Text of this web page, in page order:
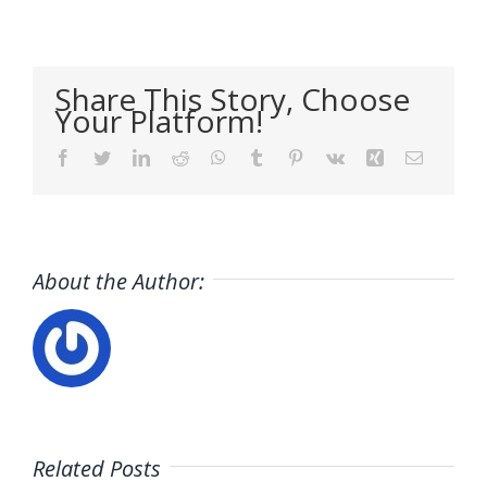
Share This Story, Choose
Your Platform!
Facebook
TwitterLinkedIn
Reddit WhatsApp
Tumblr Pinterest
Vk Xing Email
About the Author:
Related Posts100 webs